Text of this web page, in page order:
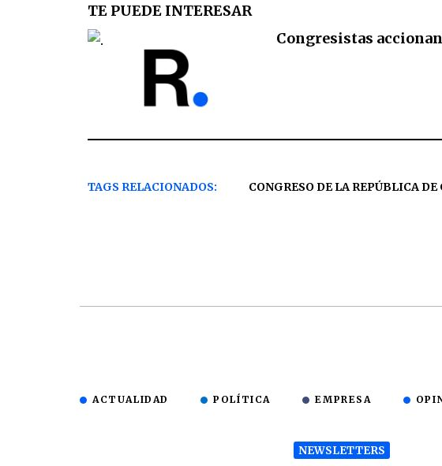
TE PUEDE INTERESAR
Congresistas
TAGS RELACIONADOS: CONGRESO DE LA REPÚBLICA
ACTUALIDAD POLÍTICA EMPRESA
NEWSLETTERS